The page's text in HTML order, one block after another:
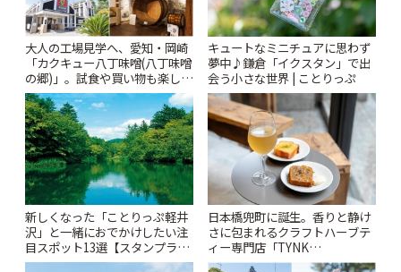
大人の工場見学へ、愛知・岡崎
「カクキュー八丁味噌(八丁味噌
の郷)」。試食や買い物も楽しみ
♪ | ことりっぷ
キュートなミニチュアに思わず
夢中♪鎌倉「イクスタン」で出
会う小さな世界 | ことりっぷ
新しくなった「ことりっぷ軽井
沢」と一緒におでかけしたい注
目スポット13選【スタンプラリ
ー開催中】 | ことりっぷ
日本橋兜町に誕生。香りと静け
さに包まれるクラフトハーブテ
ィー専門店「TYNK
Kabutocho」 | ことりっぷ